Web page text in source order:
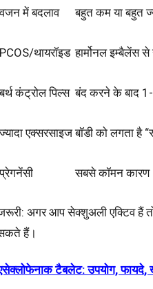
वजन में बदलाव बहुत कम या बहुत
PCOS/थायरॉइड हार्मोनल इम्बैलेंस
बर्थ कंट्रोल पिल्स बंद करने के बाद
ज्यादा एक्सरसाइज बॉडी को लगता है
प्रेगनेंसी सबसे कॉमन कारण
: अगर आप सेक्शुअली एक्टिव हैं
हैं।
टैबलेट: उपयोग,